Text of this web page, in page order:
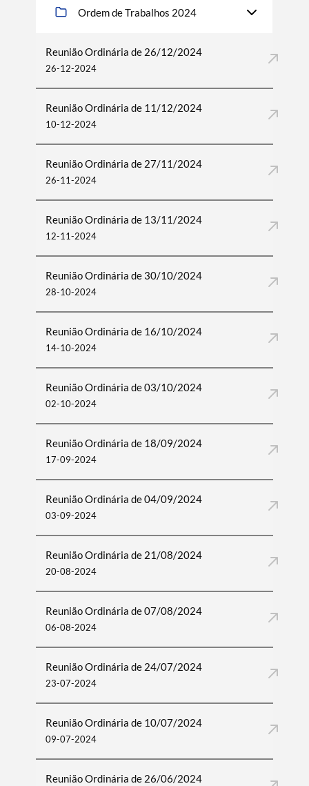
Ordem de Trabalhos 2024
Reunião Ordinária de 26/12/2024
26-12-2024
Reunião Ordinária de 11/12/2024
10-12-2024
Reunião Ordinária de 27/11/2024
26-11-2024
Reunião Ordinária de 13/11/2024
12-11-2024
Reunião Ordinária de 30/10/2024
28-10-2024
Reunião Ordinária de 16/10/2024
14-10-2024
Reunião Ordinária de 03/10/2024
02-10-2024
Reunião Ordinária de 18/09/2024
17-09-2024
Reunião Ordinária de 04/09/2024
03-09-2024
Reunião Ordinária de 21/08/2024
20-08-2024
Reunião Ordinária de 07/08/2024
06-08-2024
Reunião Ordinária de 24/07/2024
23-07-2024
Reunião Ordinária de 10/07/2024
09-07-2024
Reunião Ordinária de 26/06/2024